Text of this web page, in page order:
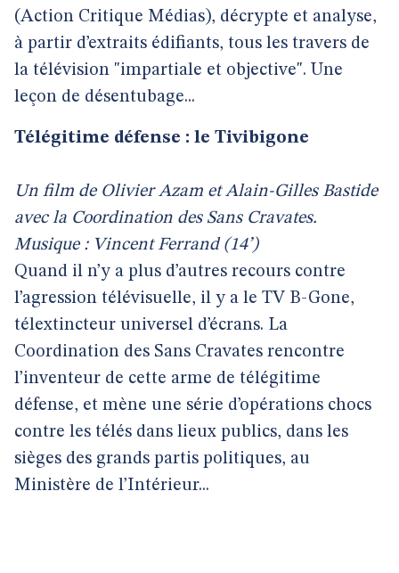
(Action Critique Médias), décrypte et analyse,
à partir d’extraits édifiants, tous les travers de
la télévision "impartiale et objective". Une
leçon de désentubage...
Télégitime défense : le Tivibigone
Un film de Olivier Azam et Alain-Gilles Bastide
avec la Coordination des Sans Cravates.
Musique : Vincent Ferrand (14’)
Quand il n’y a plus d’autres recours contre
l’agression télévisuelle, il y a le TV B-Gone,
télextincteur universel d’écrans. La
Coordination des Sans Cravates rencontre
l’inventeur de cette arme de télégitime
défense, et mène une série d’opérations chocs
contre les télés dans lieux publics, dans les
sièges des grands partis politiques, au
Ministère de l’Intérieur...